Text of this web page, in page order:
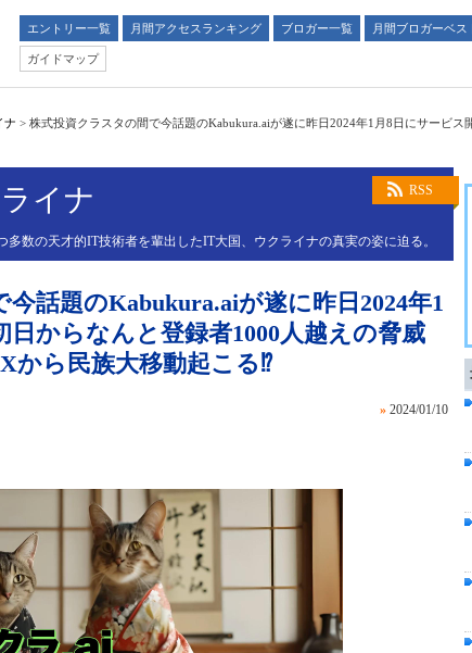
エントリー一覧 月間アクセスランキング ブロガー一覧
月間ブロガーベ
ガイドマップ
ナ > 株式投資クラスタの間で今話題のKabukura.aiが遂に昨日2024年1月8日にサービ
RSS
イナ
数の天才的IT技術者を輩出したIT大国、ウクライナの真実の姿に迫る。
話題のKabukura.aiが遂に昨日2024年1
日からなんと登録者1000人越えの脅威
から民族大移動起こる⁉️
» 2024/01/10